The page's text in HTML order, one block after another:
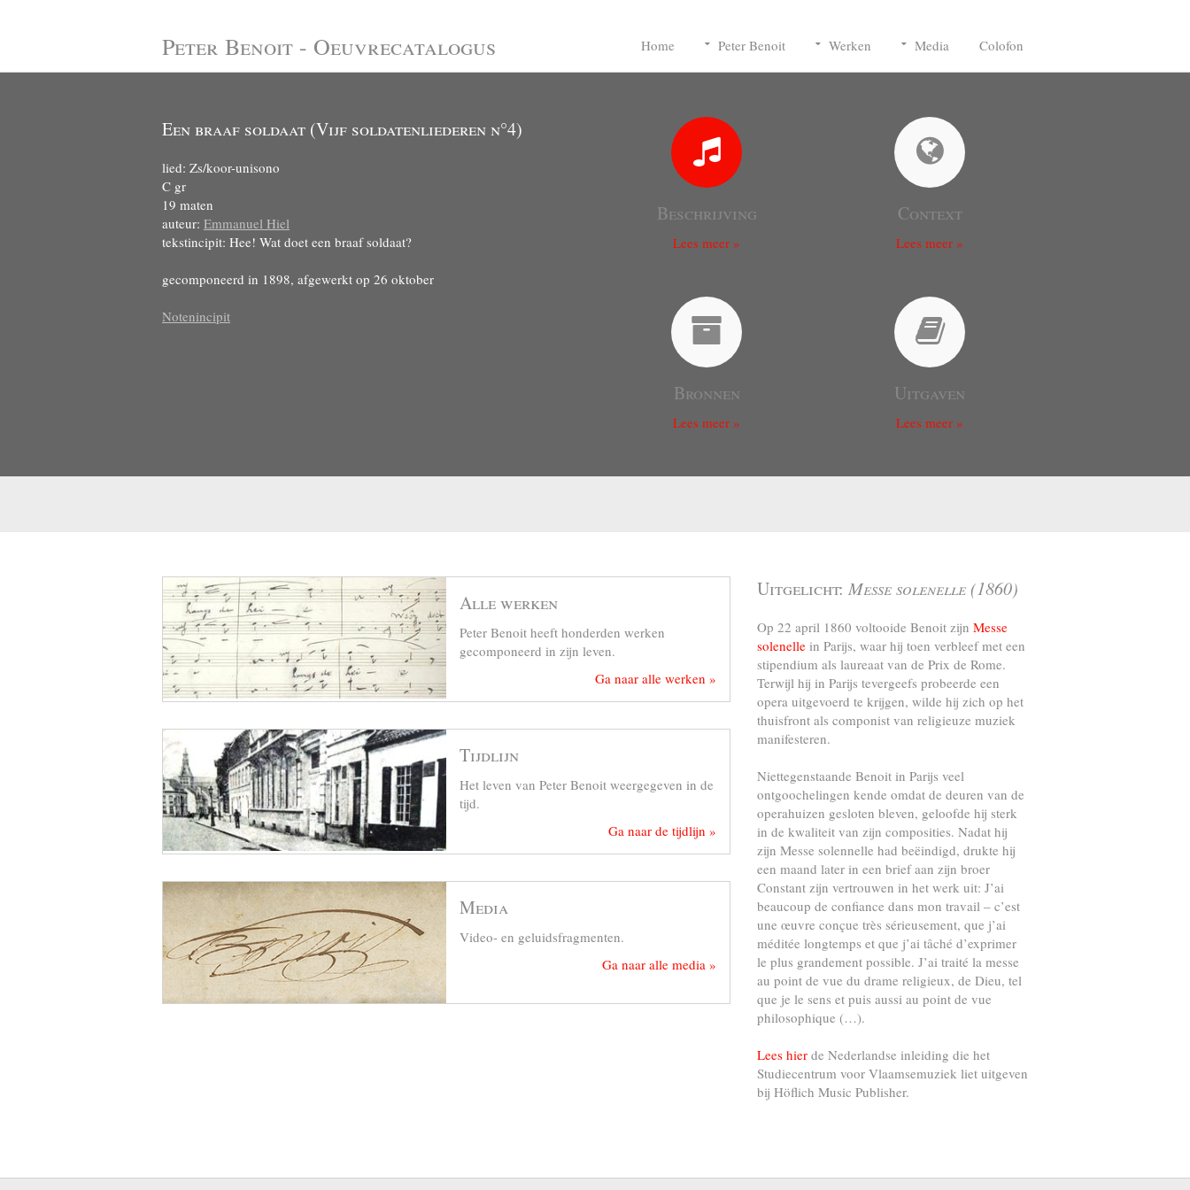
Peter Benoit - Oeuvrecatalogus Home Peter Benoit Werken Media Colofon
Een braaf soldaat (Vijf soldatenliederen n°4)
lied: Zs/koor-unisono
C gr
19 maten
auteur: Emmanuel Hiel
tekstincipit: Hee! Wat doet een braaf soldaat?
gecomponeerd in 1898, afgewerkt op 26 oktober
Notenincipit
Beschrijving
Lees meer »
Bronnen
Lees meer »
Context
Lees meer »
Uitgaven
Lees meer »
Alle werken
Peter Benoit heeft honderden werken
gecomponeerd in zijn leven.
Ga naar alle werken »
Tijdlijn
Het leven van Peter Benoit weergegeven in de
tijd.
Ga naar de tijdlijn »
Media
Video- en geluidsfragmenten.
Ga naar alle media »
Uitgelicht: Messe solenelle (1860)
Op 22 april 1860 voltooide Benoit zijn Messe
solenelle in Parijs, waar hij toen verbleef met een
stipendium als laureaat van de Prix de Rome.
Terwijl hij in Parijs tevergeefs probeerde een
opera uitgevoerd te krijgen, wilde hij zich op het
thuisfront als componist van religieuze muziek
manifesteren.
Niettegenstaande Benoit in Parijs veel
ontgoochelingen kende omdat de deuren van de
operahuizen gesloten bleven, geloofde hij sterk
in de kwaliteit van zijn composities. Nadat hij
zijn Messe solennelle had beëindigd, drukte hij
een maand later in een brief aan zijn broer
Constant zijn vertrouwen in het werk uit: J’ai
beaucoup de confiance dans mon travail – c’est
une œuvre conçue très sérieusement, que j’ai
méditée longtemps et que j’ai tâché d’exprimer
le plus grandement possible. J’ai traité la messe
au point de vue du drame religieux, de Dieu, tel
que je le sens et puis aussi au point de vue
philosophique (…).
Lees hier de Nederlandse inleiding die het
Studiecentrum voor Vlaamsemuziek liet uitgeven
bij Höflich Music Publisher.